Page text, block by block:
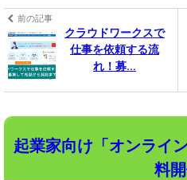
前の記事
クラウドワークスで
仕事を依頼する流
れ！募...
起業家向け「オンライ
料